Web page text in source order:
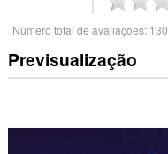
Número total de avaliações: 130
Previsualização